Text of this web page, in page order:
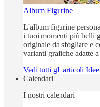
Album Figurine
L'album figurine
i tuoi momenti più belli
originale da sfogliare e
varianti grafiche adatte
Vedi tutti gli articoli Idee
Calendari
I nostri calendari